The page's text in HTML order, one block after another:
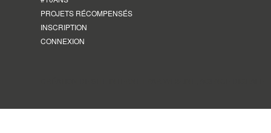
PROJETS RÉCOMPENSÉS
INSCRIPTION
CONNEXION